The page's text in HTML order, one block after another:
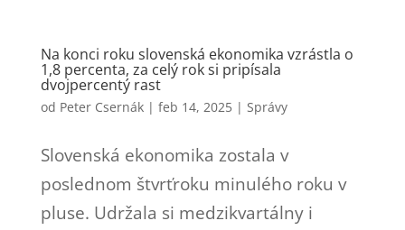
Na konci roku slovenská ekonomika vzrástla o
1,8 percenta, za celý rok si pripísala
dvojpercentý rast
od Peter Csernák| feb 14, 2025| Správy
Slovenská ekonomika zostala v
poslednom štvrťroku minulého roku v
pluse. Udržala si medzikvartálny i